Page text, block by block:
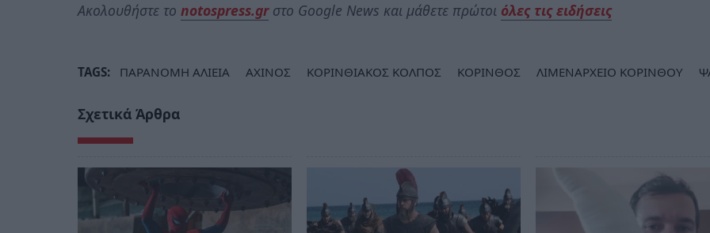
Ακολουθήστε το notospress.grστο Google News και μάθετε πρώτοι όλες τις ειδήσεις
TAGS: ΠΑΡΑΝΟΜΗ ΑΛΙΕΙΑ ΑΧΙΝΟΣ ΚΟΡΙΝΘΙΑΚΟΣ ΚΟΛΠΟΣ ΚΟΡΙΝΘΟΣ ΛΙΜΕΝΑΡΧΕΙΟ ΚΟΡΙΝΘΟΥ
Σχετικά Άρθρα